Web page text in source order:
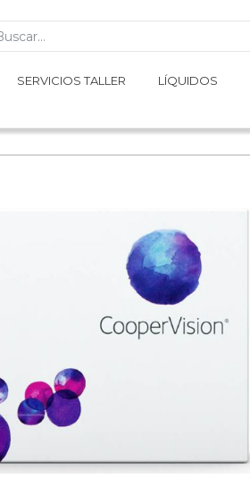
SERVICIOS TALLER LÍQUIDOS
SERVICIOS TALLER LÍQUIDOS